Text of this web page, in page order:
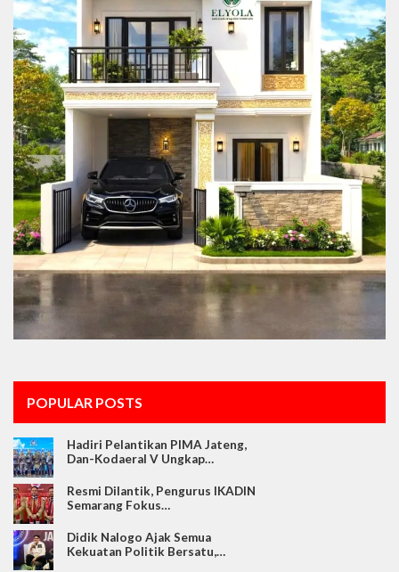
POPULAR POSTS
Hadiri Pelantikan PIMA Jateng,
Dan-Kodaeral V Ungkap…
Resmi Dilantik, Pengurus IKADIN
Semarang Fokus…
Didik Nalogo Ajak Semua
Kekuatan Politik Bersatu,…